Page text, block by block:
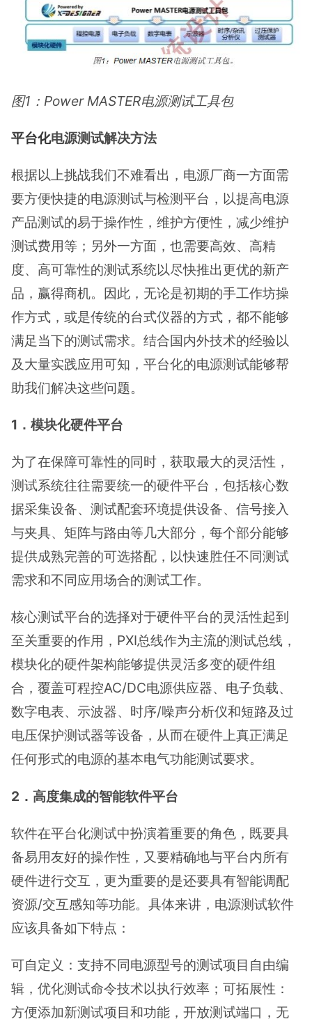
图1：Power MASTER电源测试工具包
平台化电源测试解决方法
根据以上挑战我们不难看出，电源厂商一方面需
要方便快捷的电源测试与检测平台，以提高电源
产品测试的易于操作性，维护方便性，减少维护
测试费用等；另外一方面，也需要高效、高精
度、高可靠性的测试系统以尽快推出更优的新产
品，赢得商机。因此，无论是初期的手工作坊操
作方式，或是传统的台式仪器的方式，都不能够
满足当下的测试需求。结合国内外技术的经验以
及大量实践应用可知，平台化的电源测试能够帮
助我们解决这些问题。
1．模块化硬件平台
为了在保障可靠性的同时，获取最大的灵活性，
测试系统往往需要统一的硬件平台，包括核心数
据采集设备、测试配套环境提供设备、信号接入
与夹具、矩阵与路由等几大部分，每个部分能够
提供成熟完善的可选搭配，以快速胜任不同测试
需求和不同应用场合的测试工作。
核心测试平台的选择对于硬件平台的灵活性起到
至关重要的作用，PXI总线作为主流的测试总线，
模块化的硬件架构能够提供灵活多变的硬件组
合，覆盖可程控AC/DC电源供应器、电子负载、
数字电表、示波器、时序/噪声分析仪和短路及过
电压保护测试器等设备，从而在硬件上真正满足
任何形式的电源的基本电气功能测试要求。
2．高度集成的智能软件平台
软件在平台化测试中扮演着重要的角色，既要具
备易用友好的操作性，又要精确地与平台内所有
硬件进行交互，更为重要的是还要具有智能调配
资源/交互感知等功能。具体来讲，电源测试软件
应该具备如下特点：
可自定义：支持不同电源型号的测试项目自由编
辑，优化测试命令技术以执行效率；可拓展性：
方便添加新测试项目和功能，开放测试端口，无